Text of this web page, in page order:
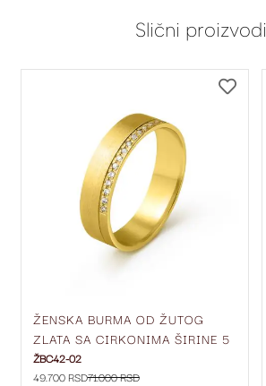
Slični proizvodi
ŽENSKA BURMA OD ŽUTOG
ZLATA SA CIRKONIMA ŠIRINE 5
MM ŽBC42-02
ŽBC42-02
49.700 RSD71.000 RSD